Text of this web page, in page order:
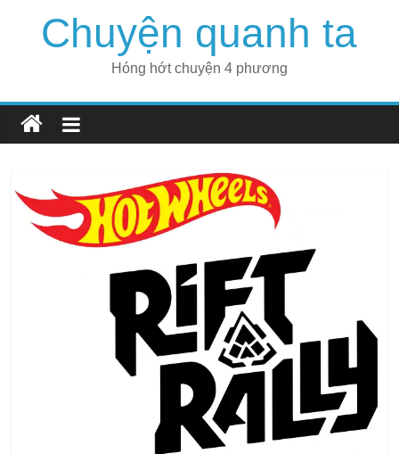
Chuyện quanh ta
Hóng hớt chuyện 4 phương